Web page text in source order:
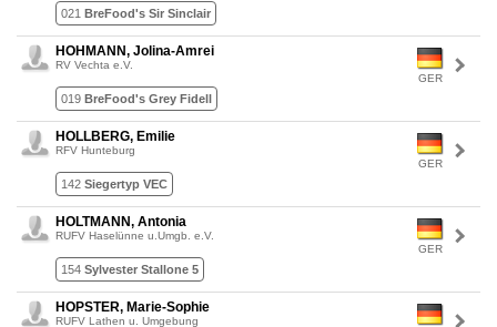
021 BreFood's Sir Sinclair
GER
HOHMANN, Jolina-Amrei
RV Vechta e.V.
019 BreFood's Grey Fidell
GER
HOLLBERG, Emilie
RFV Hunteburg
142 Siegertyp VEC
GER
HOLTMANN, Antonia
RUFV Haselünne u.Umgb. e.V.
154 Sylvester Stallone 5
HOPSTER, Marie-Sophie
RUFV Lathen u. Umgebung